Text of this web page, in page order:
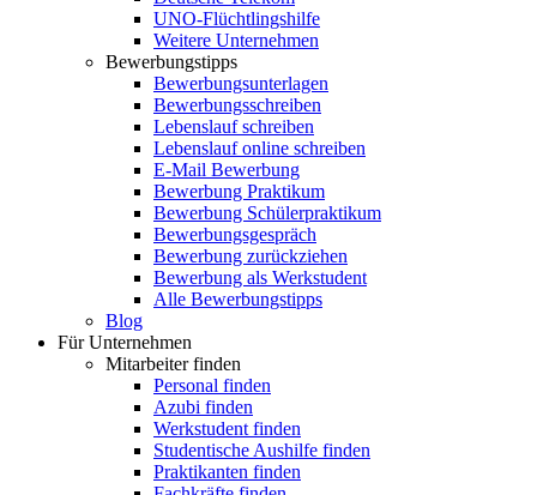
UNO-Flüchtlingshilfe
Weitere Unternehmen
Bewerbungstipps
Bewerbungsunterlagen
Bewerbungsschreiben
Lebenslauf schreiben
Lebenslauf online schreiben
E-Mail Bewerbung
Bewerbung Praktikum
Bewerbung Schülerpraktikum
Bewerbungsgespräch
Bewerbung zurückziehen
Bewerbung als Werkstudent
Alle Bewerbungstipps
Blog
Für Unternehmen
Mitarbeiter finden
Personal finden
Azubi finden
Werkstudent finden
Studentische Aushilfe finden
Praktikanten finden